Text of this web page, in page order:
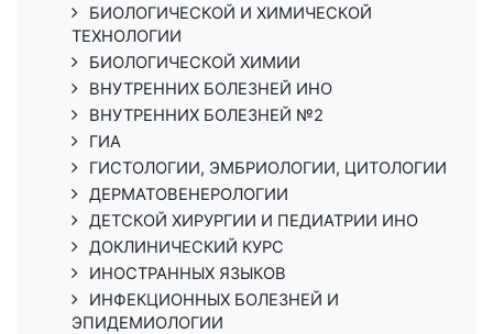
БИОЛОГИЧЕСКОЙ И ХИМИЧЕСКОЙ
ТЕХНОЛОГИИ
БИОЛОГИЧЕСКОЙ ХИМИИ
ВНУТРЕННИХ БОЛЕЗНЕЙ ИНО
ВНУТРЕННИХ БОЛЕЗНЕЙ №2
ГИА
ГИСТОЛОГИИ, ЭМБРИОЛОГИИ, ЦИТОЛОГИИ
ДЕРМАТОВЕНЕРОЛОГИИ
ДЕТСКОЙ ХИРУРГИИ И ПЕДИАТРИИ ИНО
ДОКЛИНИЧЕСКИЙ КУРС
ИНОСТРАННЫХ ЯЗЫКОВ
ИНФЕКЦИОННЫХ БОЛЕЗНЕЙ И
ЭПИДЕМИОЛОГИИ